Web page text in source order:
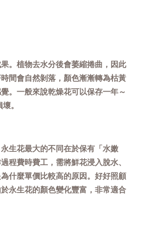
。植物去水分後會萎縮捲曲，因此
間會自然剝落，顏色漸漸轉為枯黃
。一般來說乾燥花可以保存一年～
。
生花最大的不同在於保有「水嫩
程費時費工，需將鮮花浸入脫水、
什麼單價比較高的原因。好好照顧
永生花的顏色變化豐富，非常適合